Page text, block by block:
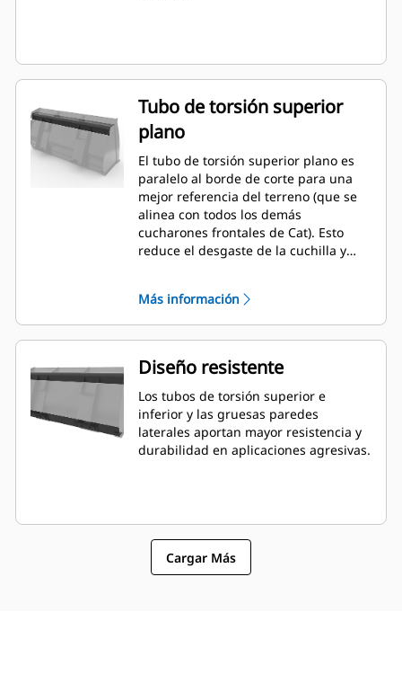
Tubo de torsión superior
plano
El tubo de torsión superior plano es
paralelo al borde de corte para una
mejor referencia del terreno (que se
alinea con todos los demás
cucharones frontales de Cat). Esto
reduce el desgaste de la cuchilla y
pueden ser más fáciles de calibrar
desde la cabina.
Más información
Diseño resistente
Los tubos de torsión superior e
inferior y las gruesas paredes
laterales aportan mayor resistencia y
durabilidad en aplicaciones agresivas.
Cargar Más